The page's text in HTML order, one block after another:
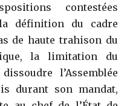
contestées
définition du cadre
de haute trahison du
la limitation du
l’Assemblée
durant son mandat,